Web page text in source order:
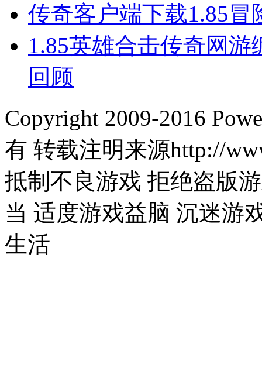
传奇客户端下载1.85
1.85英雄合击传奇网
回顾
Copyright 2009-2016
有 转载注明来源http://
抵制不良游戏 拒绝盗版
当 适度游戏益脑 沉迷游
生活